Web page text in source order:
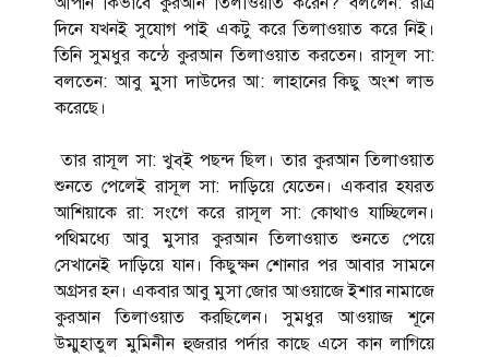
দিনে যখনই সুযোগ পাই একটু করে তিলাওয়াত করে নিই।
তিনি সুমধুর কন্ঠে কুরআন তিলাওয়াত করতেন। রাসূল সা:
বলতেন: আবু মুসা দাউদের আ: লাহানের কিছু অংশ লাভ
করেছে।
তার রাসূল সা: খুব্ই পছন্দ ছিল। তার কুরআন তিলাওয়াত
শুনতে পেলেই রাসূল সা: দাড়িয়ে যেতেন। একবার হযরত
আশিয়াকে রা: সংগে করে রাসূল সা: কোথাও যাচ্ছিলেন।
পথিমধ্যে আবু মুসার কুরআন তিলাওয়াত শুনতে পেয়ে
সেখানেই দাড়িয়ে যান। কিছুক্ষন শোনার পর আবার সামনে
অগ্রসর হন। একবার আবু মুসা জোর আওয়াজে ইশার নামাজে
কুরআন তিলাওয়াত করছিলেন। সুমধুর আওয়াজ শূনে
উম্মুহাতুল মুমিনীন হুজরার পর্দার কাছে এসে কান লাগিয়ে